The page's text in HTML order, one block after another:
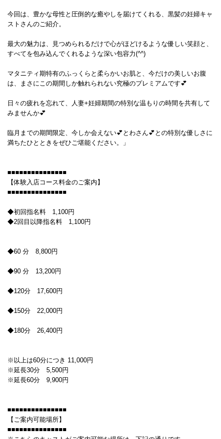
今回は、豊かな母性と圧倒的な癒やしを届けてくれる、黒髪の妊婦キャ
ストさんのご紹介。
最大の魅力は、見つめられるだけで心がほどけるような優しい笑顔と、
すべてを包み込んでくれるような深い包容力(^^)
マタニティ期特有のふっくらと柔らかいお肌と、今だけの美しいお腹
は、まさにこの期間しか触れられない究極のプレミアムです💕
日々の疲れを忘れて、人妻+妊婦期間の特別な温もりの時間を共有して
みませんか💕
臨月までの期間限定、今しか会えない💕とわさん💕との特別な優しさに
満ちたひとときをぜひご堪能ください。」
■■■■■■■■■■■■■■■
【体験入店コース料金のご案内】
■■■■■■■■■■■■■■■
◆初回指名料 1,100円
◆2回目以降指名料 1,100円
◆60 分 8,800円
◆90 分 13,200円
◆120分 17,600円
◆150分 22,000円
◆180分 26,400円
※以上は60分につき 11,000円
※延長30分 5,500円
※延長60分 9,900円
■■■■■■■■■■■■■■■
【ご案内可能場所】
■■■■■■■■■■■■■■■